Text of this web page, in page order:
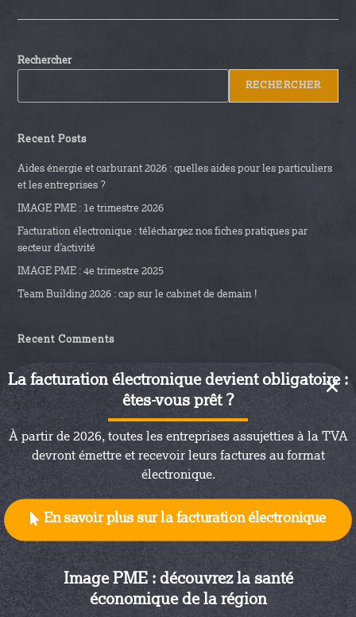
Rechercher
RECHERCHER
Recent Posts
Aides énergie et carburant 2026 : quelles aides pour les particuliers
et les entreprises ?
IMAGE PME : 1e trimestre 2026
Facturation électronique : téléchargez nos fiches pratiques par
secteur d’activité
IMAGE PME : 4e trimestre 2025
Team Building 2026 : cap sur le cabinet de demain !
Recent Comments
Aucun commentaire à afficher.
Nous avons recours à des cookies techniques pour assurer le
bon fonctionnement de notre Site Internet et se souvenir de vos
paramètres. Notre site utilise également des cookies soumis à
votre consentement pour collecter des statistiques en vue
d’optimiser notre site et adapter la publicité à vos centres
d’intérêt.
La facturation électronique devient obligatoire :
êtes-vous prêt ?
À partir de 2026, toutes les entreprises assujetties à la TVA
devront émettre et recevoir leurs factures au format
électronique.
En savoir plus sur la facturation électronique
Image PME : découvrez la santé
économique de la région